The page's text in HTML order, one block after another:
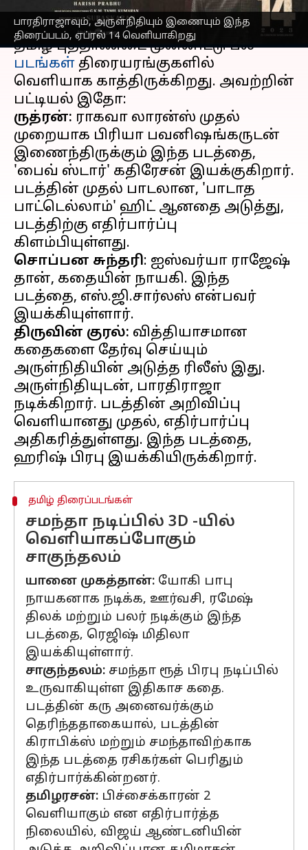
பாரதிராஜாவும், அருள்நிதியும் இணையும் இந்த
திரைப்படம், ஏப்ரல் 14 வெளியாகிறது
செய்தி முன்னோட்டம்
தமிழ் புத்தாண்டை முன்னிட்டு பல
படங்கள் திரையரங்குகளில்
வெளியாக காத்திருக்கிறது. அவற்றின்
ருத்ரன்: ராகவா லாரன்ஸ் முதல்
முறையாக பிரியா பவனிஷங்கருடன்
இணைந்திருக்கும் இந்த படத்தை,
'பைவ் ஸ்டார்' கதிரேசன் இயக்குகிறார்.
படத்தின் முதல் பாடலான, 'பாடாத
பாட்டெல்லாம்' ஹிட் ஆனதை அடுத்து,
படத்திற்கு எதிர்பார்ப்பு
சொப்பன சுந்தரி: ஐஸ்வர்யா ராஜேஷ்
தான், கதையின் நாயகி. இந்த
படத்தை, எஸ்.ஜி.சார்லஸ் என்பவர்
திருவின் குரல்: வித்தியாசமான
கதைகளை தேர்வு செய்யும்
அருள்நிதியின் அடுத்த ரிலீஸ் இது.
அருள்நிதியுடன், பாரதிராஜா
நடிக்கிறார். படத்தின் அறிவிப்பு
வெளியானது முதல், எதிர்பார்ப்பு
அதிகரித்துள்ளது. இந்த படத்தை,
தமிழ் திரைப்படங்கள்
சமந்தா நடிப்பில் 3D -யில்
வெளியாகப்போகும்
சாகுந்தலம்
யானை முகத்தான்: யோகி பாபு
நாயகனாக நடிக்க, ஊர்வசி, ரமேஷ்
திலக் மற்றும் பலர் நடிக்கும் இந்த
படத்தை, ரெஜிஷ் மிதிலா
இயக்கியுள்ளார்.
சாகுந்தலம்: சமந்தா ரூத் பிரபு நடிப்பில்
உருவாகியுள்ள இதிகாச கதை.
படத்தின் கரு அனைவர்க்கும்
தெரிந்ததாகையால், படத்தின்
கிராபிக்ஸ் மற்றும் சமந்தாவிற்காக
இந்த படத்தை ரசிகர்கள் பெரிதும்
எதிர்பார்க்கின்றனர்.
தமிழரசன்: பிச்சைக்காரன் 2
வெளியாகும் என எதிர்பார்த்த
நிலையில், விஜய் ஆண்டனியின்